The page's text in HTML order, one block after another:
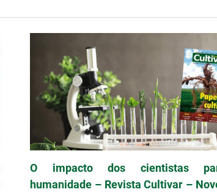
O impacto dos cientistas
humanidade – Revista Cultivar –